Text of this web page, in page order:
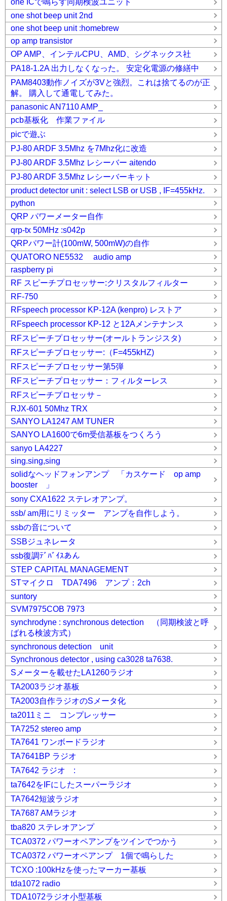
one ICで鳴らす同期検波ユニット
one shot beep unit 2nd
one shot beep unit :homebrew
op amp transistor
OP AMP、インテルCPU、AMD、シグネックス社
PA18-1.2A 出力しなくなった。 安定化電源の修繕中
PAM8403動作ノイズが3Vと強烈。これは捨てるのが正
解。 購入して通電してみた。
panasonic AN7110 AMP_
pcb基板化 作業ファイル
picで遊ぶ
PJ-80 ARDF 3.5Mhz を7Mhz化に改造
PJ-80 ARDF 3.5Mhz レシーバー aitendo
PJ-80 ARDF 3.5Mhz レシーバーキット
product detector unit : select LSB or USB , IF=455kHz.
python
QRP パワーメーター自作
qrp-tx 50MHz :s042p
QRPパワー計(100mW, 500mW)の自作
QUATORO NE5532 audio amp
raspberry pi
RF スピーチプロセッサー:クリスタルフィルター
RF-750
RFspeech processor KP-12A (kenpro) レストア
RFspeech processor KP-12 と12Aメンテナンス
RFスピーチプロセッサー(オールトランジスタ)
RFスピーチプロセッサー:（F=455kHZ)
RFスピーチプロセッサー第5弾
RFスピーチプロセッサー：フィルターレス
RFスピーチプロセッサ－
RJX-601 50Mhz TRX
SANYO LA1247 AM TUNER
SANYO LA1600で6m受信基板をつくろう
sanyo LA4227
sing.sing,sing
solidなヘッドフォンアンプ 「カスケード op amp
booster 」
sony CXA1622 ステレオアンプ。
ssb/ am用にリミッター アンプを自作しよう。
ssbの音について
SSBジュネレータ
ssb復調ﾃﾞﾊﾞｲｽあん
STEP CAPITAL MANAGEMENT
STマイクロ TDA7496 アンプ：2ch
suntory
SVM7975COB 7973
synchrodyne : synchronous detection （同期検波と呼
ばれる検波方式）
synchronous detection unit
Synchronous detector , using ca3028 ta7638.
Sメーターを載せたLA1260ラジオ
TA2003ラジオ基板
TA2003自作ラジオのSメータ化
ta2011ミニ コンプレッサー
TA7252 stereo amp
TA7641 ワンボードラジオ
TA7641BP ラジオ
TA7642 ラジオ :
ta7642をIFにしたスーパーラジオ
TA7642短波ラジオ
TA7687 AMラジオ
tba820 ステレオアンプ
TCA0372 パワーオペアンプをツインでつかう
TCA0372 パワーオペアンプ 1個で鳴らした
TCXO :100kHzを使ったマーカー基板
tda1072 radio
TDA1072ラジオ小型基板